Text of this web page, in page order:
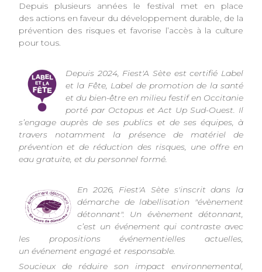
Depuis plusieurs années le festival met en place
des actions en faveur du développement durable, de la
prévention des risques et favorise l’accès à la culture
pour tous.
Depuis 2024, Fiest'A Sète est certifié Label
et la Fête, Label de promotion de la santé
et du bien-être en milieu festif en Occitanie
porté par Octopus et Act Up Sud-Ouest. Il
s’engage auprès de ses publics et de ses équipes, à
travers notamment la présence de matériel de
prévention et de réduction des risques, une offre en
eau gratuite, et du personnel formé.
En 2026, Fiest'A Sète s'inscrit dans la
démarche de labellisation "évènement
détonnant". Un évènement détonnant,
c’est un événement qui contraste avec
les propositions événementielles actuelles,
un événement engagé et responsable.
Soucieux de réduire son impact environnemental,